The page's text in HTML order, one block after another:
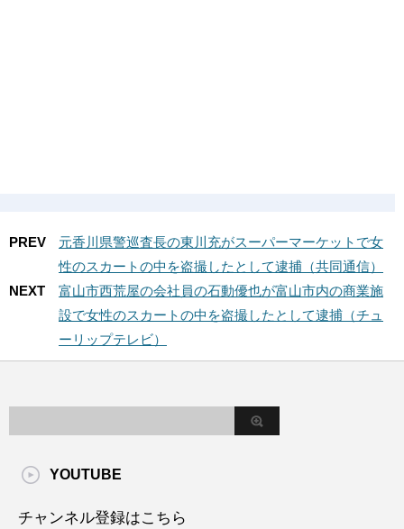
PREV
元香川県警巡査長の東川充がスーパーマーケットで女
性のスカートの中を盗撮したとして逮捕（共同通信）
NEXT
富山市西荒屋の会社員の石動優也が富山市内の商業施
設で女性のスカートの中を盗撮したとして逮捕（チュ
ーリップテレビ）
YOUTUBE
チャンネル登録はこちら